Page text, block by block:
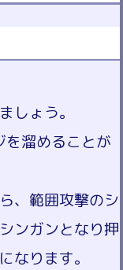
しょう。
を溜めることが
、範囲攻撃のシ
ンガンとなり押
なります。